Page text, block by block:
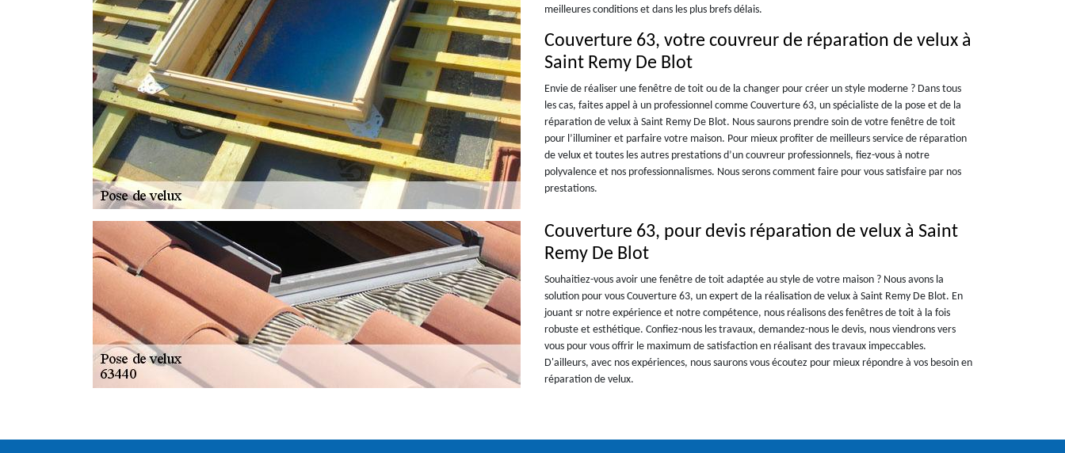
meilleures conditions et dans les plus brefs délais.
Couverture 63, votre couvreur de réparation de velux à
Saint Remy De Blot
Envie de réaliser une fenêtre de toit ou de la changer pour créer un style moderne ? Dans tous
les cas, faites appel à un professionnel comme Couverture 63, un spécialiste de la pose et de la
réparation de velux à Saint Remy De Blot. Nous saurons prendre soin de votre fenêtre de toit
pour l’illuminer et parfaire votre maison. Pour mieux profiter de meilleurs service de réparation
de velux et toutes les autres prestations d’un couvreur professionnels, fiez-vous à notre
polyvalence et nos professionnalismes. Nous serons comment faire pour vous satisfaire par nos
prestations.
Couverture 63, pour devis réparation de velux à Saint
Remy De Blot
Souhaitiez-vous avoir une fenêtre de toit adaptée au style de votre maison ? Nous avons la
solution pour vous Couverture 63, un expert de la réalisation de velux à Saint Remy De Blot. En
jouant sr notre expérience et notre compétence, nous réalisons des fenêtres de toit à la fois
robuste et esthétique. Confiez-nous les travaux, demandez-nous le devis, nous viendrons vers
vous pour vous offrir le maximum de satisfaction en réalisant des travaux impeccables.
D'ailleurs, avec nos expériences, nous saurons vous écoutez pour mieux répondre à vos besoin en
réparation de velux.